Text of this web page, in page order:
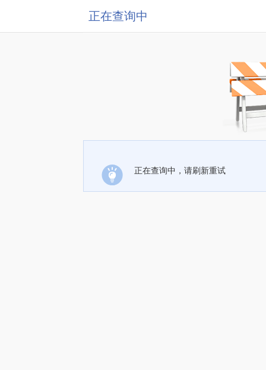
正在查询中
正在查询中，请刷新重试